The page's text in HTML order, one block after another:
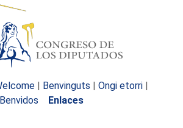
| Benvinguts | Ongi etorri |
Benvidos
Enlaces